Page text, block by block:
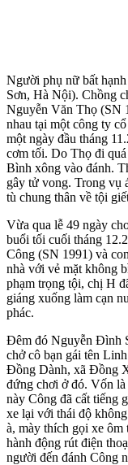
Người phụ nữ bất
Sơn, Hà Nội). Chồng
Nguyễn Văn Thọ (SN
nhau tại một công ty
một ngày đầu tháng
cơm tối. Do Thọ đi
Bình xông vào đánh.
gây t‌ử von‌g. Trong vụ
tù chung thân về tội
Vừa qua lễ 49 ngày
buổi tối cuối tháng
Công (SN 1991) và
nhà với vẻ mặt không
phạm trọng tội, chị H
giáng xuống làm cạn
phác.
Đêm đó Nguyễn Đình
chở cô bạn gái tên
Đồng Dành, xã Đồng
đứng chơi ở đó. Vốn
này Công đã cất tiếng
xe lại với thái độ
à, mày thích gọi xe ôm
hành động rút điện
người đến đánh Công